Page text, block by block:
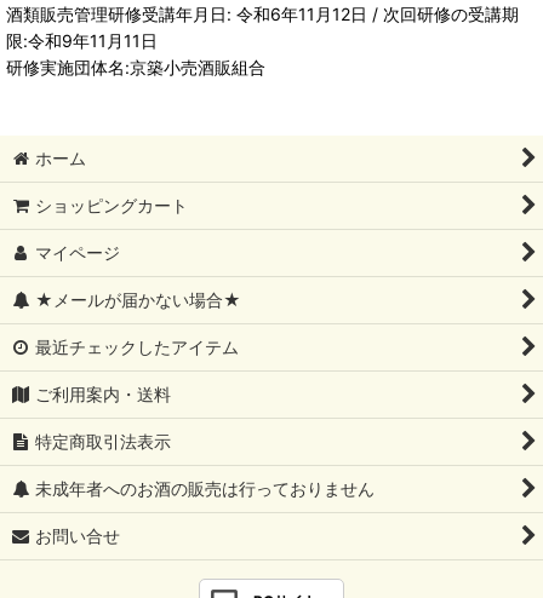
酒類販売管理研修受講年月日: 令和6年11月12日 / 次回研修の受講期
限:令和9年11月11日
研修実施団体名:京築小売酒販組合
ホーム
ショッピングカート
マイページ
★メールが届かない場合★
最近チェックしたアイテム
ご利用案内・送料
特定商取引法表示
未成年者へのお酒の販売は行っておりません
お問い合せ